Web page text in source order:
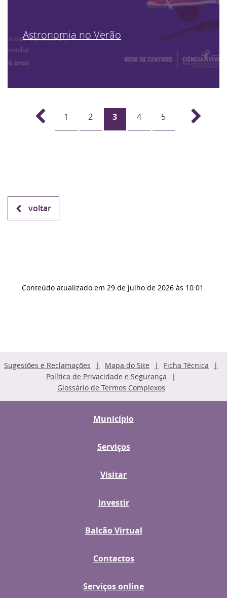
Astronomia no Verão
1 2 3 4 5
voltar
Conteúdo atualizado em 29 de julho de 2026 às 10:01
Sugestões e Reclamações Mapa do Site
Ficha Técnica
Política de Privacidade e Segurança
Glossário de Termos Complexos
Município
Serviços
Visitar
Investir
Balcão Virtual
Contactos
Serviços online